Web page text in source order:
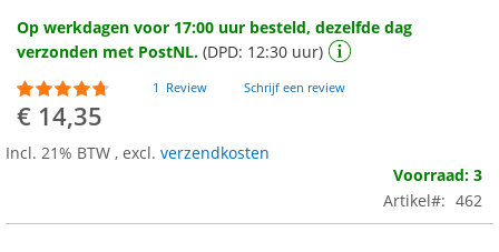
van
de
afbeeldingen-
gallerij
Op werkdagen voor 17:00 uur besteld, dezelfde dag
verzonden met PostNL. (DPD: 12:30 uur)
Waardering:
90
% of100
1 Review Schrijf een review
€ 14,35
Incl. 21% BTW , excl. verzendkosten
Voorraad: 3
Artikel
462